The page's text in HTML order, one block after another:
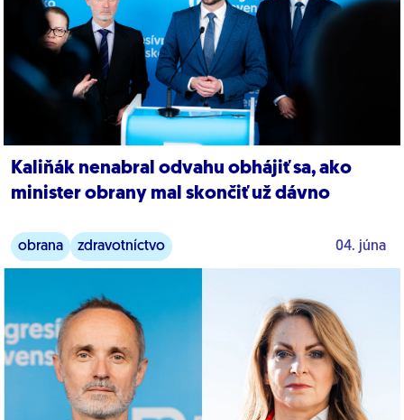
Kaliňák nenabral odvahu obhájiť sa, ako
minister obrany mal skončiť už dávno
obrana zdravotníctvo 04. júna